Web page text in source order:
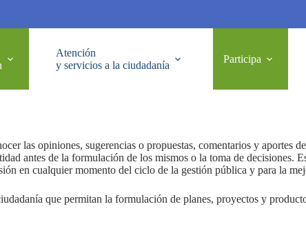
Atención
y servicios a la ciudadanía
Participa
las opiniones, sugerencias o propuestas, comentarios y aportes
antes de la formulación de los mismos o la toma de decisiones.
en cualquier momento del ciclo de la gestión pública y para la
que permitan la formulación de planes, proyectos y